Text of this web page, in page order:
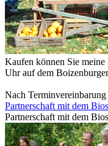
Kaufen können Sie
Uhr auf dem
Nach
Partnerschaft mit dem
Partnerschaft mit dem